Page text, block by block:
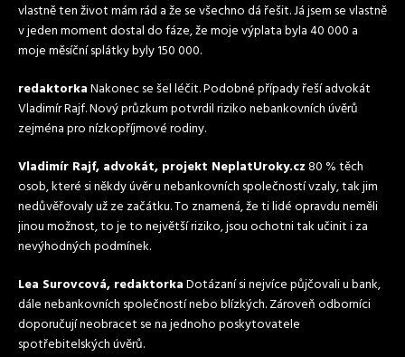
vlastně ten život mám rád a že se všechno dá řešit. Já jsem se vlastně
v jeden moment dostal do fáze, že moje výplata byla 40 000 a
moje měsíční splátky byly 150 000.
redaktorkaNakonec se šel léčit. Podobné případy řeší advokát
Vladimír Rajf. Nový průzkum potvrdil riziko nebankovních úvěrů
zejména pro nízkopříjmové rodiny.
Vladimír Rajf, advokát, projekt NeplatUroky.cz80 % těch
osob, které si někdy úvěr u nebankovních společností vzaly, tak jim
nedůvěřovaly už ze začátku. To znamená, že ti lidé opravdu neměli
jinou možnost, to je to největší riziko, jsou ochotni tak učinit i za
nevýhodných podmínek.
Lea Surovcová, redaktorkaDotázaní si nejvíce půjčovali u bank,
dále nebankovních společností nebo blízkých. Zároveň odborníci
doporučují neobracet se na jednoho poskytovatele
spotřebitelských úvěrů.